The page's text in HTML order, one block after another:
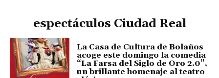
espectáculos Ciudad Real
La Casa de Cultura de Bolaños
acoge este domingo la comedia
“La Farsa del Siglo de Oro 2.0”,
un brillante homenaje al teatro